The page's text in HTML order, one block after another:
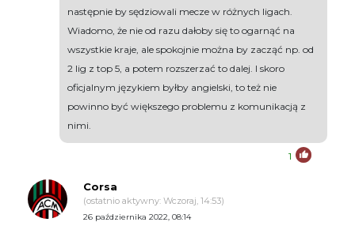
następnie by sędziowali mecze w różnych ligach.
Wiadomo, że nie od razu dałoby się to ogarnąć na
wszystkie kraje, ale spokojnie można by zacząć np. od
2 lig z top 5, a potem rozszerzać to dalej. I skoro
oficjalnym językiem byłby angielski, to też nie
powinno być większego problemu z komunikacją z
nimi.
1
Corsa
(ostatnio aktywny: Wczoraj, 14:53)
26 października 2022, 08:14